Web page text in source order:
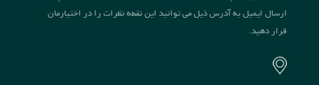
ارسال ایمیل به آدرس ذیل می توانید این نقطه نظرات را در اختیارمان
قرار دهید.